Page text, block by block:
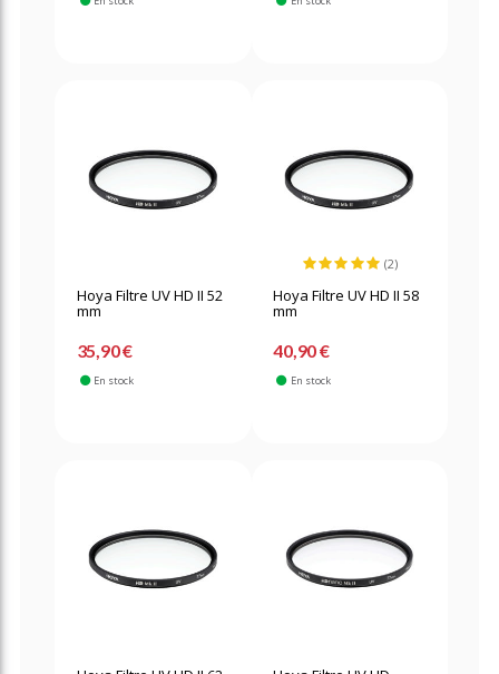
Hoya Filtre UV HD II 52
mm
35,90 €
En stock
(2)
Hoya Filtre UV HD II 58
mm
40,90 €
En stock